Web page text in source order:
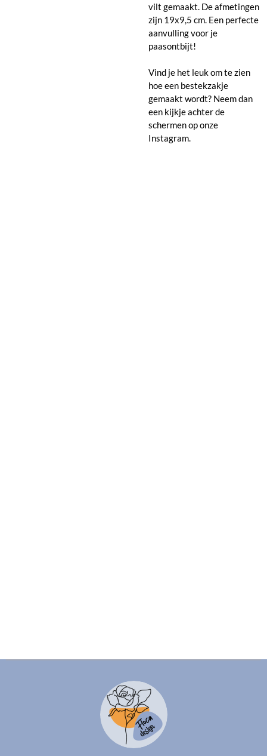
vilt gemaakt. De afmetingen
zijn 19x9,5 cm. Een perfecte
aanvulling voor je
paasontbijt!
Vind je het leuk om te zien
hoe een bestekzakje
gemaakt wordt? Neem dan
een kijkje achter de
schermen op onze
Instagram.